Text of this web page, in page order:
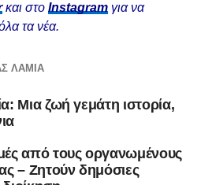
και στο Instagram για να
τα νέα.
ΛΑΜΙΑ
Μια ζωή γεμάτη ιστορία,
από τους οργανωμένους
– Ζητούν δημόσιες